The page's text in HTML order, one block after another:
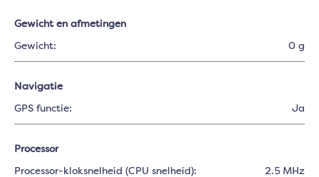
Gewicht en afmetingen
Gewicht: 0 g
Navigatie
GPS functie: Ja
Processor
Processor-kloksnelheid (CPU snelheid): 2.5 MHz